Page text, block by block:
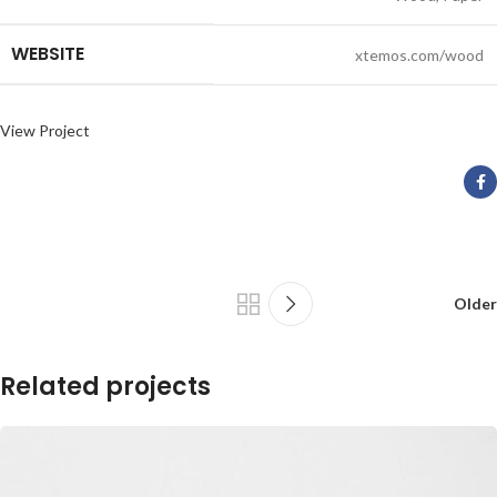
WEBSITE xtemos.com/wood
View Project
Older
Related projects